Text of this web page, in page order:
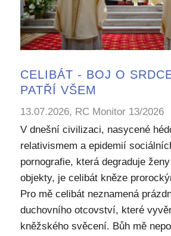
CELIBÁT - BOJ O
PATŘÍ VŠEM
13.07.2026, RC Monitor 13/2026
V dnešní civilizaci, nasycené
relativismem a epidemií
pornografie, která degraduje
objekty, je celibát kněze
Pro mě celibát neznamená
duchovního otcovství, které
kněžského svěcení. Bůh mě